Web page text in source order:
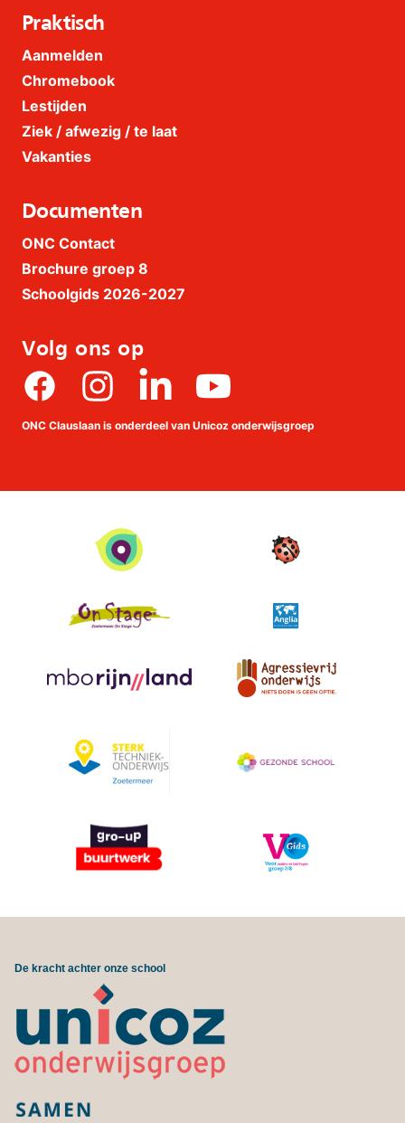
Praktisch
Aanmelden
Chromebook
Lestijden
Ziek / afwezig / te laat
Vakanties
Documenten
ONC Contact
Brochure groep 8
Schoolgids 2026-2027
Volg ons op
FacebookInstagram Youtube
ONC Clauslaan is onderdeel van Unicoz onderwijsgroep
De kracht achter onze school